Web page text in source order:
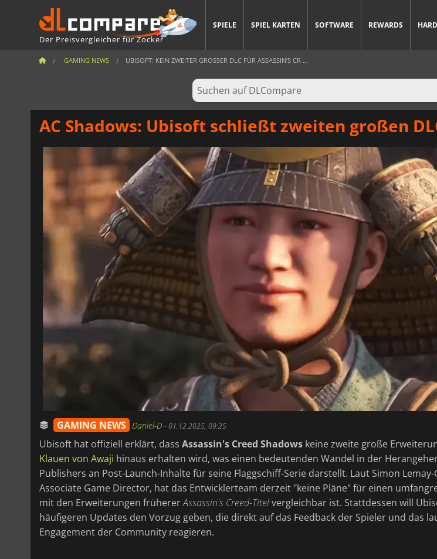
Der Preisvergleicher für Zocker
SPIELE SPIEL KARTEN SOFTWARE REWARDS
GAMING NEWS UBISOFT: KEIN ZWEITER GROSSER DLC FÜR ASSASSIN’S CR ...
AC Shadows: Ubisoft schließt zweiten großen
GAMING NEWS Daniel-D -01.12.2025, 09:25
Ubisoft hat offiziell erklärt, dass Assassin's Creed Shadows keine zweite große
Klauen von Awaji hinaus erhalten wird, was einen bedeutenden Wandel in der
Publishers an Post-Launch-Inhalte für seine Flaggschiff-Serie darstellt. Laut Simon
Associate Game Director, hat das Entwicklerteam derzeit "keine Pläne" für einen
mit den Erweiterungen frühererAssassin's Creed-Titelvergleichbar ist. Stattdessen will
häufigeren Updates den Vorzug geben, die direkt auf das Feedback der Spieler und das
Engagement der Community reagieren.